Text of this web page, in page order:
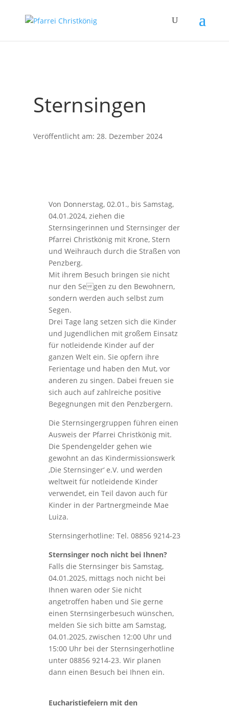
Sternsingen
Veröffentlicht am: 28. Dezember 2024
Von Donnerstag, 02.01., bis Samstag,
04.01.2024, ziehen die
Sternsingerinnen und Sternsinger der
Pfarrei Christkönig mit Krone, Stern
und Weihrauch durch die Straßen von
Penzberg.
Mit ihrem Besuch bringen sie nicht
nur den Segen zu den Bewohnern,
sondern werden auch selbst zum
Segen.
Drei Tage lang setzen sich die Kinder
und Jugendlichen mit großem Einsatz
für notleidende Kinder auf der
ganzen Welt ein. Sie opfern ihre
Ferientage und haben den Mut, vor
anderen zu singen. Dabei freuen sie
sich auch auf zahlreiche positive
Begegnungen mit den Penzbergern.
Die Sternsingergruppen führen einen
Ausweis der Pfarrei Christkönig mit.
Die Spendengelder gehen wie
gewohnt an das Kindermissionswerk
‚Die Sternsinger‘ e.V. und werden
weltweit für notleidende Kinder
verwendet, ein Teil davon auch für
Kinder in der Partnergmeinde Mae
Luiza.
Sternsingerhotline: Tel. 08856 9214-23
Sternsinger noch nicht bei Ihnen?
Falls die Sternsinger bis Samstag,
04.01.2025, mittags noch nicht bei
Ihnen waren oder Sie nicht
angetroffen haben und Sie gerne
einen Sternsingerbesuch wünschen,
melden Sie sich bitte am Samstag,
04.01.2025, zwischen 12:00 Uhr und
15:00 Uhr bei der Sternsingerhotline
unter 08856 9214-23. Wir planen
dann einen Besuch bei Ihnen ein.
Eucharistiefeiern mit den